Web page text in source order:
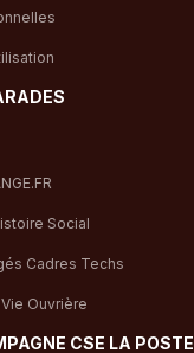
Social
Cadres Techs
Ouvrière
CSE LA POSTE